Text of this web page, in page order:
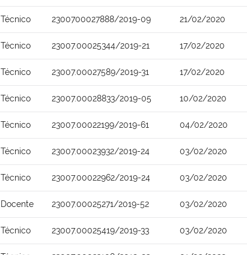
Técnico 2300700027888/2019-09 21/02/2020
Técnico 23007.00025344/2019-21 17/02/2020
Técnico 23007.00027589/2019-31 17/02/2020
Técnico 23007.00028833/2019-05 10/02/2020
Técnico 23007.00022199/2019-61 04/02/2020
Técnico 23007.00023932/2019-24 03/02/2020
Técnico 23007.00022962/2019-24 03/02/2020
Docente 23007.00025271/2019-52 03/02/2020
Técnico 23007.00025419/2019-33 03/02/2020